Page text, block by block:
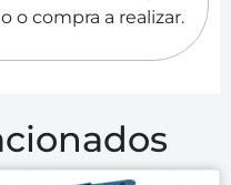
o compra a realizar.